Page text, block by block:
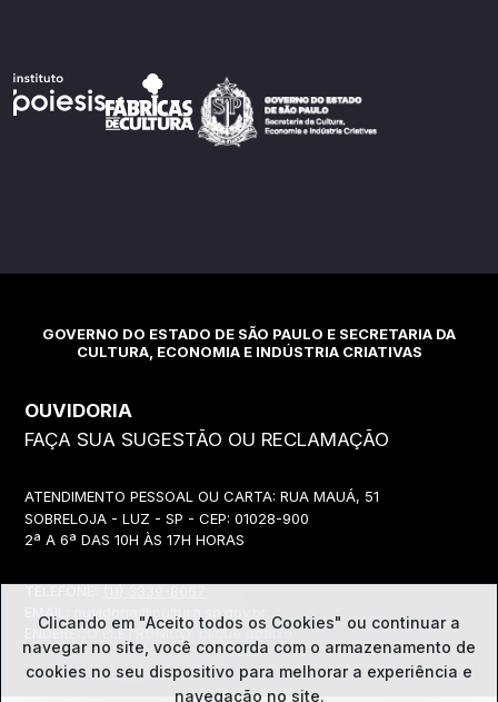
GOVERNO DO ESTADO DE SÃO PAULO E SECRETARIA DA
CULTURA, ECONOMIA E INDÚSTRIA CRIATIVAS
OUVIDORIA
FAÇA SUA SUGESTÃO OU RECLAMAÇÃO
ATENDIMENTO PESSOAL OU CARTA: RUA MAUÁ, 51
SOBRELOJA - LUZ - SP - CEP: 01028-900
2ª A 6ª DAS 10H ÀS 17H HORAS
EMAIL:
ouvidoria@cultura.sp.gov.br
ENDEREÇO ELETRÔNICO: clique abaixo
Clicando em "Aceito todos os Cookies" ou continuar a
navegar no site, você concorda com o armazenamento de
cookies no seu dispositivo para melhorar a experiência e
navegação no site.